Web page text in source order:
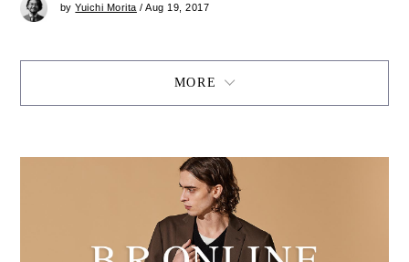
byYuichi Morita / Aug 19, 2017
MORE